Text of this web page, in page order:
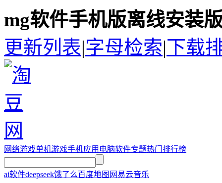
mg软件手机版离线安装
更新列表|字母检索|下载
网络游戏单机游戏手机应用 电脑软件专题热门排行榜
ai软件deepseek饿了么百度地图 网易云音乐